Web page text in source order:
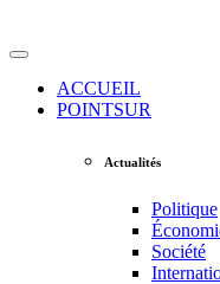
ACCUEIL
POINTSUR
Actualités
Politique
Société